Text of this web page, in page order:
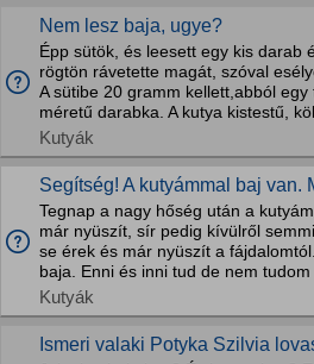
Nem lesz baja, ugye?
Épp sütök, és leesett egy kis darab
rögtön rávetette magát, szóval
A sütibe 20 gramm kellett,abból egy
méretű darabka. A kutya kistestű,
Kutyák
Segítség! A kutyámmal baj van.
Tegnap a nagy hőség után a
már nyüszít, sír pedig kívülről
se érek és már nyüszít a
baja. Enni és inni tud de nem
Kutyák
Ismeri valaki Potyka Szilvia